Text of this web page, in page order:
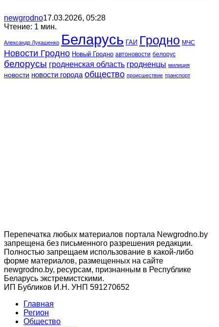
newgrodno17.03.2026, 05:28
Чтение: 1 мин.
Александр Лукашенко Беларусь ГАИ Гродно МЧС
Новости Гродно Новый Гродно автоновости белорус
белорусы гродненская область гродненцы милиция
новости новости города общество происшествие транспорт
Перепечатка любых материалов портала Newgrodno.by
запрещена без письменного разрешения редакции.
Полностью запрещаем использование в какой-либо
форме материалов, размещенных на сайте
newgrodno.by, ресурсам, признанным в Республике
Беларусь экстремистскими.
ИП Бубликов И.Н. УНП 591270652
Главная
Регион
Общество